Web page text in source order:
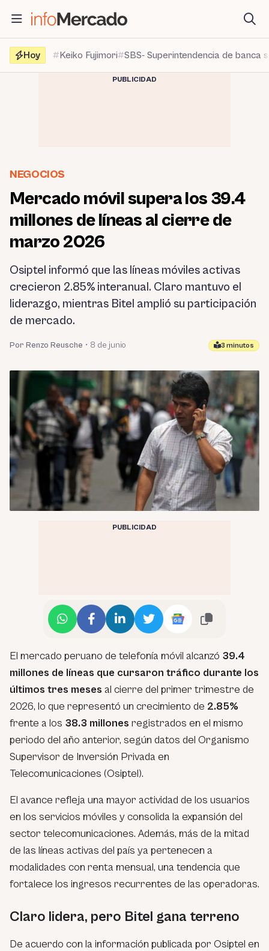
contenido
Hoy
Keiko Fujimori SBS- Superintendencia de banca
PUBLICIDAD
NEGOCIOS
Mercado móvil supera los 39.4
millones de líneas al cierre de
marzo 2026
Osiptel informó que las líneas móviles activas
crecieron 2.85% interanual. Claro mantuvo el
liderazgo, mientras Bitel amplió su participación
de mercado.
Por Renzo Reusche • 8 de junio 3 minutos
PUBLICIDAD
El mercado peruano de telefonía móvil alcanzó 39.4
millones de líneas que cursaron tráfico durante los
últimos tres meses al cierre del primer trimestre de
2026, lo que representó un crecimiento de 2.85%
frente a los 38.3 millones registrados en el mismo
periodo del año anterior, según datos del Organismo
Supervisor de Inversión Privada en
Telecomunicaciones (Osiptel).
El avance refleja una mayor actividad de los usuarios
en los servicios móviles y consolida la expansión del
sector telecomunicaciones. Además, más de la mitad
de las líneas activas del país ya pertenecen a
modalidades con renta mensual, una tendencia que
fortalece los ingresos recurrentes de las operadoras.
Claro lidera, pero Bitel gana terreno
De acuerdo con la información publicada por Osiptel en